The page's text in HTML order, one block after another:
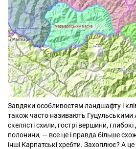
Завдяки особливостям ландшафту і
також часто називають Гуцульськими
скелясті схили, гострі вершини,
полонини, — все це і правда більше
інші Карпатські хребти. Захоплює? А